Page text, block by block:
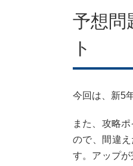
予想問
ト
今回は、新5
また、攻略
ので、間違
す。アップ